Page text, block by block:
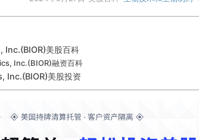
美股百科
Inc.(BIOR)融资百科
Inc.(BIOR)美股投资